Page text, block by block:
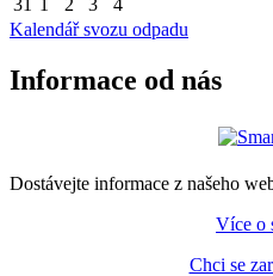
Kalendář svozu odpadu
Informace od nás
Dostávejte informace z našeho
Více o
Chci se